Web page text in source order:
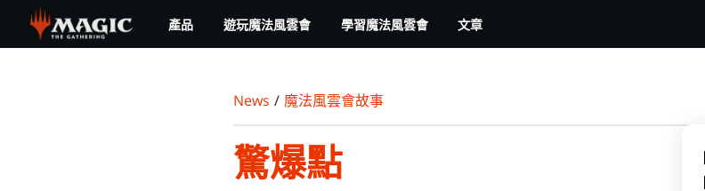
main
產品 遊玩魔法風雲會 學習魔法風雲會 文章
News / 魔法風雲會故事
驚爆點